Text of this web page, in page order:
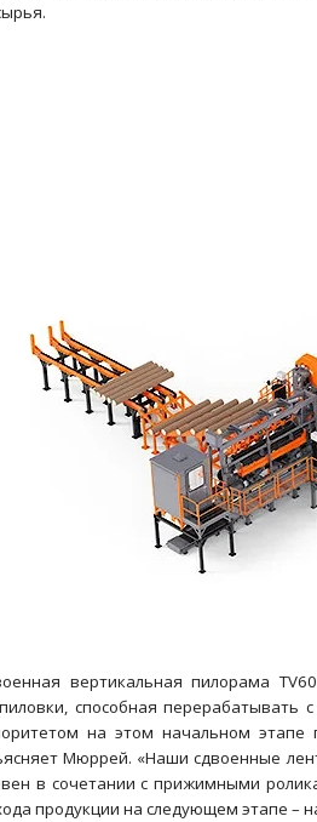
вертикальная пилорама
способная
на этом начальном этапе
Мюррей. «Наши сдвоенные
в сочетании с прижимными
продукции на следующем этапе –